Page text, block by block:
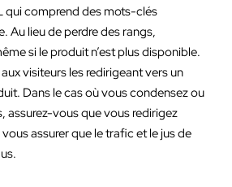
qui comprend des mots-clés
Au lieu de perdre des rangs,
si le produit n’est plus disponible.
visiteurs les redirigeant vers un
Dans le cas où vous condensez ou
assurez-vous que vous redirigez
assurer que le trafic et le jus de